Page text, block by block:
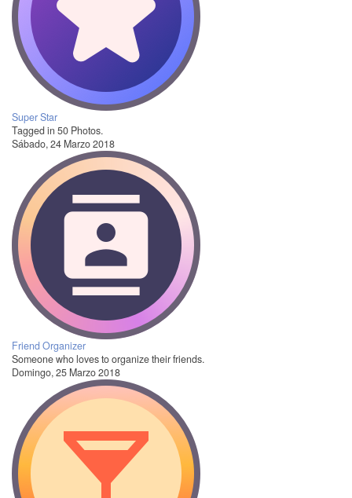
Super Star
Tagged in 50 Photos.
Sábado, 24 Marzo 2018
Friend Organizer
Someone who loves to organize their friends.
Domingo, 25 Marzo 2018